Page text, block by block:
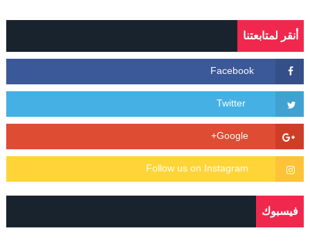
أنقر لمتابعتنا
فيسبوك